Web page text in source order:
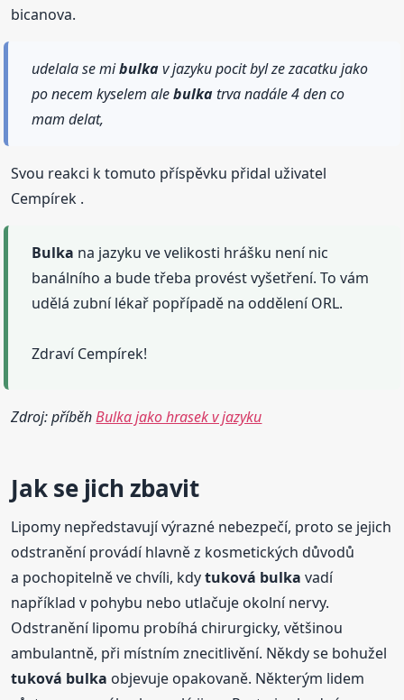
bicanova.
udelala se mibulkav jazyku pocit byl ze zacatku jako
po necem kyselem alebulkatrva nadále 4 den co
mam delat,
Svou reakci k tomuto příspěvku přidal uživatel
Cempírek .
Bulka na jazyku ve velikosti hrášku není nic
banálního a bude třeba provést vyšetření. To vám
udělá zubní lékař popřípadě na oddělení ORL.
Zdraví Cempírek!
Zdroj: příběhBulka jako hrasek v jazyku
Jak se jich zbavit
Lipomy nepředstavují výrazné nebezpečí, proto se jejich
odstranění provádí hlavně z kosmetických důvodů
a pochopitelně ve chvíli, kdytuková bulka vadí
například v pohybu nebo utlačuje okolní nervy.
Odstranění lipomu probíhá chirurgicky, většinou
ambulantně, při místním znecitlivění. Někdy se bohužel
tuková bulka objevuje opakovaně. Některým lidem